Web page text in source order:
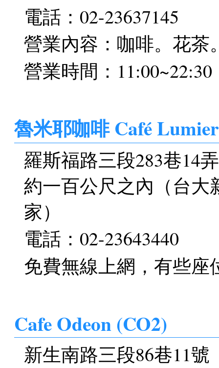
電話：02-23637145
營業內容：咖啡。花茶
營業時間：11:00~22:30
魯米耶咖啡 Café
羅斯福路三段283巷14
約一百公尺之內（台大
家）
電話：02-23643440
免費無線上網，有些座
Cafe Odeon (CO2)
新生南路三段86巷11號